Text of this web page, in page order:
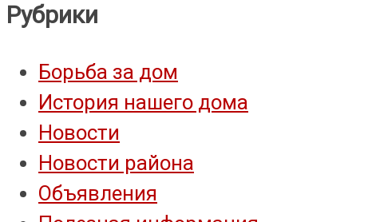
Рубрики
Борьба за дом
История нашего дома
Новости
Новости района
Объявления